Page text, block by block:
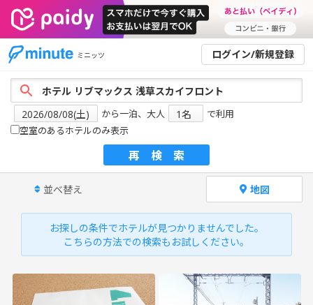
ミニッツ ログイン/新規登録
から一泊、大人
で利用
空室のあるホテルのみ表示
再検索
並べ替え 地図
お探しの条件でホテルが見つかりませんでした。
こちらの方法での検索もお試しください。